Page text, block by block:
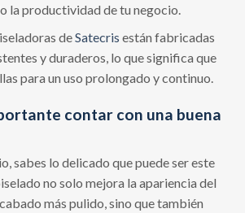
la productividad de tu negocio.
deSatecris están fabricadas
y duraderos, lo que significa que
para un uso prolongado y continuo.
contar con una buena
sabes lo delicado que puede ser este
no solo mejora la apariencia del
más pulido, sino que también